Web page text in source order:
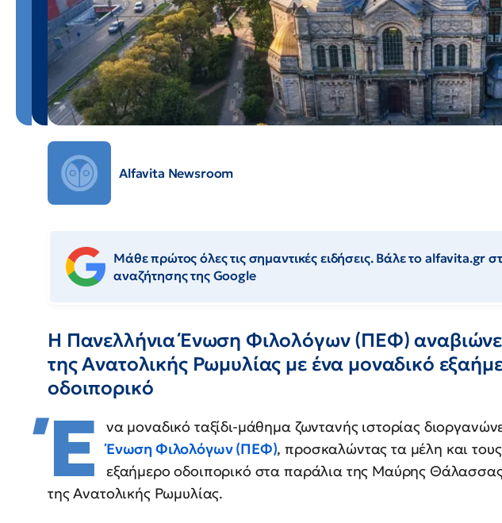
Alfavita Newsroom
Μάθε πρώτος όλες τις σημαντικές ειδήσεις. Βάλε το alfavita.gr
αναζήτησης της Google
Η Πανελλήνια Ένωση Φιλολόγων (ΠΕΦ)
της Ανατολικής Ρωμυλίας με ένα μοναδικό
οδοιπορικό
Έ να μοναδικό ταξίδι-μάθημα ζωντανής ιστορίας
Ένωση Φιλολόγων (ΠΕΦ), προσκαλώντας τα μέλη και
εξαήμερο οδοιπορικό στα παράλια της Μαύρης
της Ανατολικής Ρωμυλίας.